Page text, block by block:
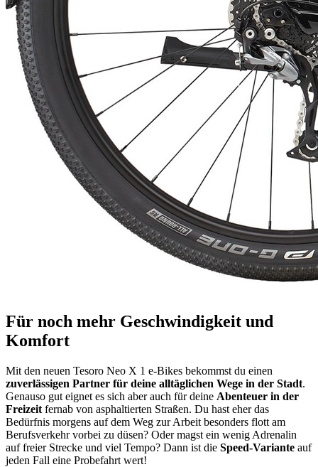
Für noch mehr Geschwindigkeit und
Komfort
Mit den neuen Tesoro Neo X 1 e-Bikes bekommst du einen
zuverlässigen Partner für deine alltäglichen Wege in der Stadt.
Genauso gut eignet es sich aber auch für deine Abenteuer in der
Freizeit fernab von asphaltierten Straßen. Du hast eher das
Bedürfnis morgens auf dem Weg zur Arbeit besonders flott am
Berufsverkehr vorbei zu düsen? Oder magst ein wenig Adrenalin
auf freier Strecke und viel Tempo? Dann ist die Speed-Variante auf
jeden Fall eine Probefahrt wert!